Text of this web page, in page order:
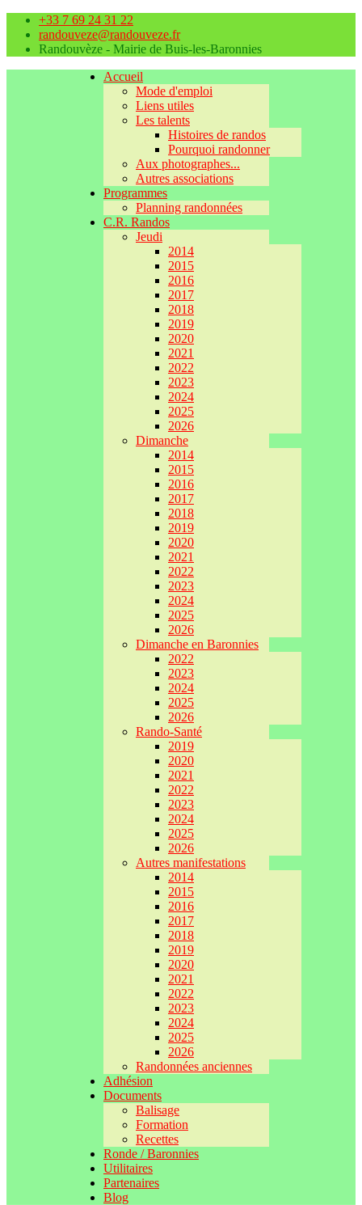
+33 7 69 24 31 22
randouveze@randouveze.fr
Randouvèze - Mairie de Buis-les-Baronnies
Accueil
Mode d'emploi
Liens utiles
Les talents
Histoires de randos
Pourquoi randonner
Aux photographes...
Autres associations
Programmes
Planning randonnées
C.R. Randos
Jeudi
2014
2015
2016
2017
2018
2019
2020
2021
2022
2023
2024
2025
2026
Dimanche
2014
2015
2016
2017
2018
2019
2020
2021
2022
2023
2024
2025
2026
Dimanche en Baronnies
2022
2023
2024
2025
2026
Rando-Santé
2019
2020
2021
2022
2023
2024
2025
2026
Autres manifestations
2014
2015
2016
2017
2018
2019
2020
2021
2022
2023
2024
2025
2026
Randonnées anciennes
Adhésion
Documents
Balisage
Formation
Recettes
Ronde / Baronnies
Utilitaires
Partenaires
Blog